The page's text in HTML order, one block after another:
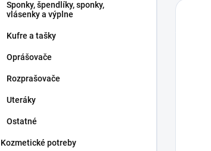
Sponky, špendlíky, sponky,
vlásenky a výplne
Kufre a tašky
Oprášovače
Rozprašovače
Uteráky
Ostatné
Kozmetické potreby